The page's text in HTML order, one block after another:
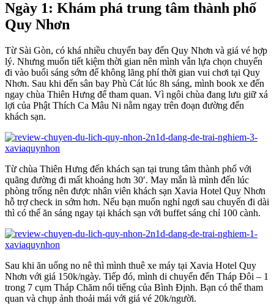
Ngày 1: Khám phá trung tâm thành phố
Quy Nhơn
Từ Sài Gòn, có khá nhiều chuyến bay đến Quy Nhơn và giá vé hợp
lý. Nhưng muốn tiết kiệm thời gian nên mình vẫn lựa chọn chuyến
đi vào buổi sáng sớm để không lãng phí thời gian vui chơi tại Quy
Nhơn. Sau khi đến sân bay Phù Cát lúc 8h sáng, mình book xe đến
ngay chùa Thiên Hưng để tham quan. Vì ngôi chùa đang lưu giữ xá
lợi của Phật Thích Ca Mâu Ni nằm ngay trên đoạn đường đến
khách sạn.
Từ chùa Thiên Hưng đến khách sạn tại trung tâm thành phố với
quãng đường đi mất khoảng hơn 30′. May mắn là mình đến lúc
phòng trống nên được nhân viên khách sạn Xavia Hotel Quy Nhơn
hỗ trợ check in sớm hơn. Nếu bạn muốn nghỉ ngơi sau chuyến đi dài
thì có thể ăn sáng ngay tại khách sạn với buffet sáng chỉ 100 cành.
Sau khi ăn uống no nê thì mình thuê xe máy tại Xavia Hotel Quy
Nhơn với giá 150k/ngày. Tiếp đó, mình di chuyển đến Tháp Đôi – 1
trong 7 cụm Tháp Chăm nổi tiếng của Bình Định. Bạn có thể tham
quan và chụp ảnh thoải mái với giá vé 20k/người.